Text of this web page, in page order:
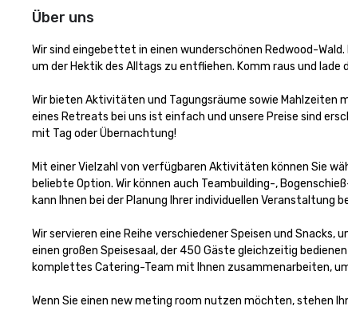
Über uns
Wir sind eingebettet in einen wunderschönen Redwood-
um der Hektik des Alltags zu entfliehen. Komm raus und
Wir bieten Aktivitäten und Tagungsräume sowie Mahlzeiten
eines Retreats bei uns ist einfach und unsere Preise sind
mit Tag oder Übernachtung!
Mit einer Vielzahl von verfügbaren Aktivitäten können Sie
beliebte Option. Wir können auch Teambuilding-,
kann Ihnen bei der Planung Ihrer individuellen Veranstaltung
Wir servieren eine Reihe verschiedener Speisen und
einen großen Speisesaal, der 450 Gäste gleichzeitig
komplettes Catering-Team mit Ihnen zusammenarbeiten,
Wenn Sie einen new meting room nutzen möchten, stehen